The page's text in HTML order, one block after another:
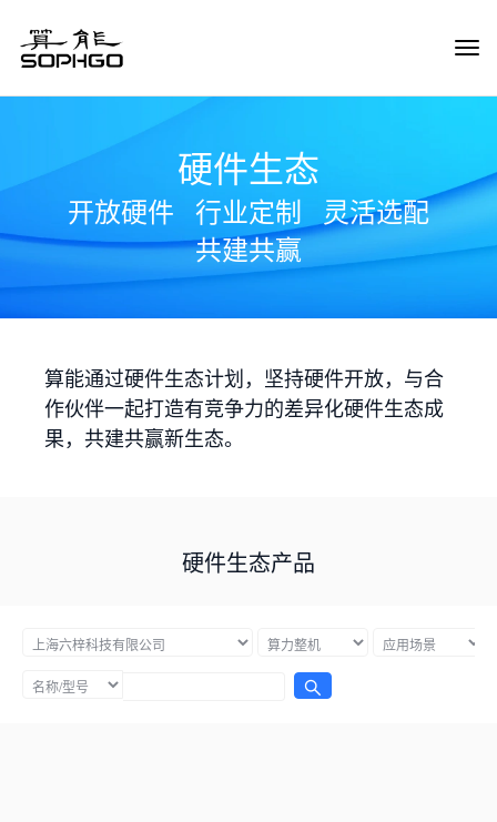
硬件生态
开放硬件 行业定制
灵活选配
共建共赢
算能通过硬件生态计划，坚持硬件开放，与合
作伙伴一起打造有竞争力的差异化硬件生态成
果，共建共赢新生态。
硬件生态产品